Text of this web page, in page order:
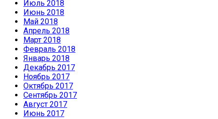
Июль 2018
Июнь 2018
Май 2018
Апрель 2018
Март 2018
Февраль 2018
Январь 2018
Декабрь 2017
Ноябрь 2017
Октябрь 2017
Сентябрь 2017
Август 2017
Июнь 2017